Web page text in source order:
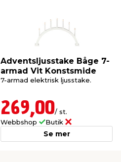
Adventsljusstake Båge 7-
armad Vit Konstsmide
7-armad elektrisk ljusstake.
269,00/ st.
Webbshop
Butik
Se mer